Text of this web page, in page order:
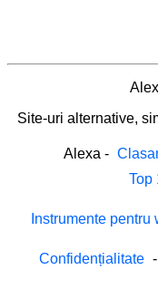
Site-uri alternative,
Alexa -
Top
Instrumente pentru
Confidențialitate -